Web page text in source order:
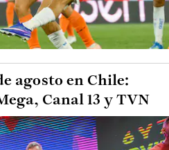
agosto en Chile:
Canal 13 y TVN